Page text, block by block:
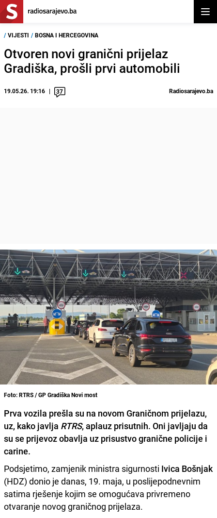
/ VIJESTI / BOSNA I HERCEGOVINA
Otvoren novi granični prijelaz
Gradiška, prošli prvi automobili
19.05.26. 19:16 37 Radiosarajevo.ba
Foto: RTRS / GP Gradiška Novi most
Prva vozila prešla su na novom Graničnom prijelazu,
uz, kako javlja RTRS, aplauz prisutnih. Oni javljaju da
su se prijevoz obavlja uz prisustvo granične policije i
carine.
Podsjetimo, zamjenik ministra sigurnosti Ivica Bošnjak
(HDZ) donio je danas, 19. maja, u poslijepodnevnim
satima rješenje kojim se omogućava privremeno
otvaranje novog graničnog prijelaza.